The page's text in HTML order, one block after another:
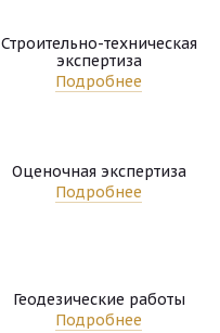
Строительно-техническая
экспертиза
Подробнее
Оценочная экспертиза
Подробнее
Геодезические работы
Подробнее